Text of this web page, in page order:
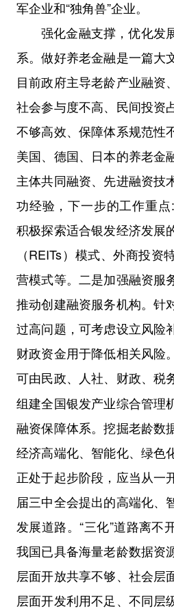
军企业和“独角兽”企业。
强化金融支撑，优化发
系。做好养老金融是一篇大
目前政府主导老龄产业融资
社会参与度不高、民间投资
不够高效、保障体系规范性
美国、德国、日本的养老金
主体共同融资、先进融资技
功经验，下一步的工作重
积极探索适合银发经济发展
（REITs）模式、外商投资
营模式等。二是加强融资服
推动创建融资服务机构。针
过高问题，可考虑设立风险
财政资金用于降低相关风险
可由民政、人社、财政、税务
组建全国银发产业综合管理
融资保障体系。挖掘老龄数
经济高端化、智能化、绿色
正处于起步阶段，应当从一
届三中全会提出的高端化、
发展道路。“三化”道路离不
我国已具备海量老龄数据资
层面开放共享不够、社会层
层面开发利用不足、不同层